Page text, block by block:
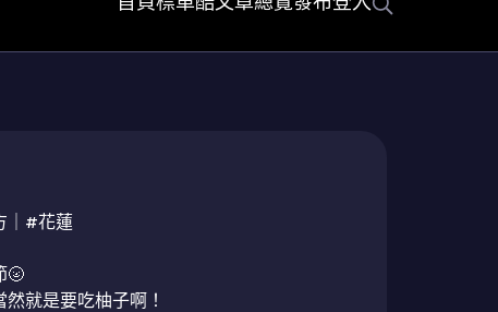
｜#花蓮
🌝
就是要吃柚子啊！